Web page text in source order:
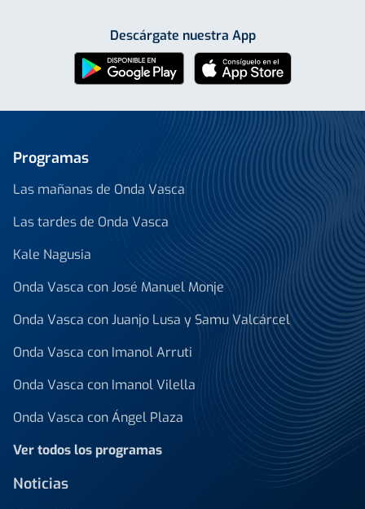
Descárgate nuestra App
Programas
Las mañanas de Onda Vasca
Las tardes de Onda Vasca
Kale Nagusia
Onda Vasca con José Manuel Monje
Onda Vasca con Juanjo Lusa y Samu Valcárcel
Onda Vasca con Imanol Arruti
Onda Vasca con Imanol Vilella
Onda Vasca con Ángel Plaza
Ver todos los programas
Noticias